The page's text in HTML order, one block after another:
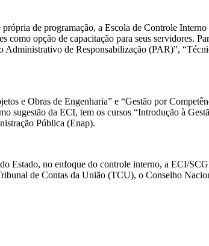
de programação, a Escola de Controle
opção de capacitação para seus servidores.
de Responsabilização (PAR)”,
e Obras de Engenharia” e “Gestão por
sugestão da ECI, tem os cursos “Introdução à
Pública (Enap).
Estado, no enfoque do controle interno, a ECI/
de Contas da União (TCU), o Conselho